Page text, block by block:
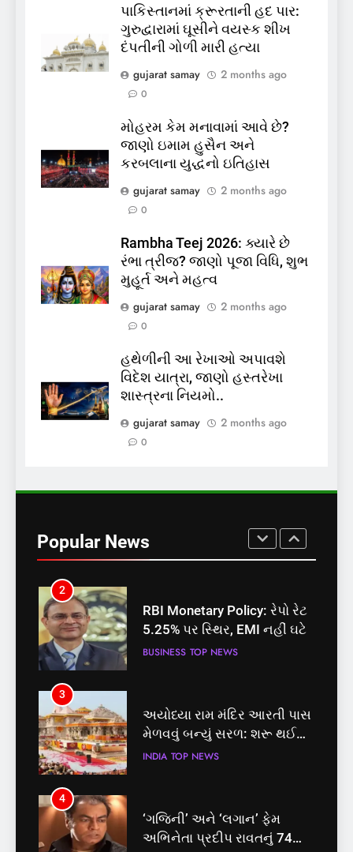
પાકિસ્તાનમાં ક્રૂરતાની હદ પાર:
ગુરુદ્વારામાં ઘૂસીને વયસ્ક શીખ
દંપતીની ગોળી મારી હત્યા
gujarat samay
2 months ago
0
મોહરમ કેમ મનાવામાં આવે છે?
જાણો ઇમામ હુસૈન અને
કરબલાના યુદ્ધનો ઇતિહાસ
gujarat samay
2 months ago
0
Rambha Teej 2026: ક્યારે છે
રંભા ત્રીજ? જાણો પૂજા વિધિ, શુભ
મુહૂર્ત અને મહત્વ
gujarat samay
2 months ago
0
હથેળીની આ રેખાઓ અપાવશે
વિદેશ યાત્રા, જાણો હસ્તરેખા
શાસ્ત્રના નિયમો..
gujarat samay
2 months ago
0
Popular News
5
કોડીનારના છારા દરિયાકાંઠે પાંચ
લાપતા
GUJARAT TOP NEWS
6
પાસપોર્ટ વેરિફિકેશન માટે હવે
પોલીસ સ્ટેશનના ધક્કામાંથી
પ્રક્રિયા બની સરળ
GUJARAT TOP NEWS
7
નોંધણી બિલ2026’ ધ્વનિમતથી
8
શું તમારું મધ કે ઘી ખરેખર શુદ્ધ
છે? FSSAIએ ડાબરના દાવાઓની
પોલ ખોલી, મૂક્યો પ્રતિબંધ
INDIA
બેઠક પરથી પવન પાંડેને 2027
માટે બનાવાયા ઉમેદવાર
INDIA
2
RBI Monetary Policy: રેપો રેટ
5.25% પર સ્થિર, EMI નહીં ઘટે
BUSINESS TOP NEWS
3
અયોધ્યા રામ મંદિર આરતી પાસ
મેળવવું બન્યું સરળ: શરૂ થઈ
તત્કાલ સુવિધા, જાણો સંપૂર્ણ
INDIA TOP NEWS
4
‘ગજિની’ અને ‘લગાન’ ફેમ
અભિનેતા પ્રદીપ રાવતનું 74